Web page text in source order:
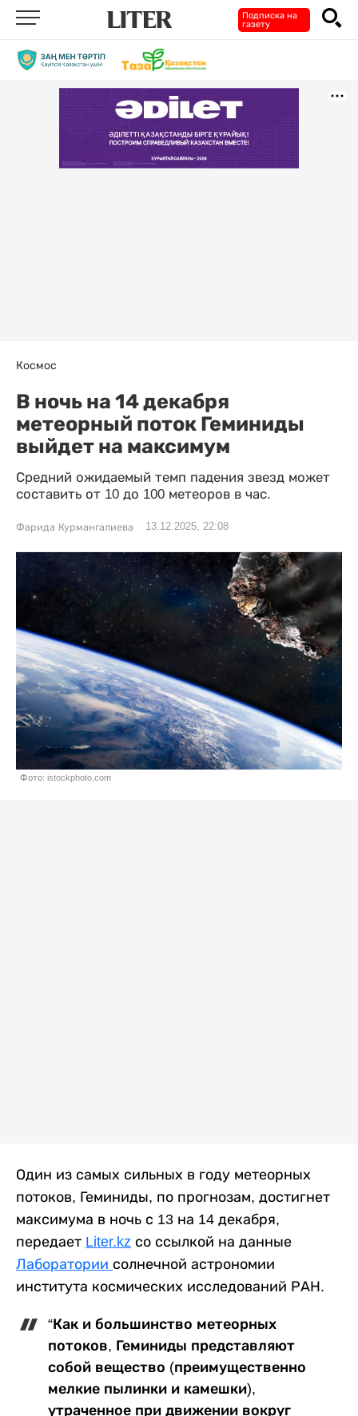
Подписка на
газету
Космос
В ночь на 14 декабря
метеорный поток Геминиды
выйдет на максимум
Средний ожидаемый темп падения звезд может
составить от 10 до 100 метеоров в час.
Фарида Курмангалиева 13.12.2025, 22:08
Фото: istockphoto.com
Один из самых сильных в году метеорных
потоков, Геминиды, по прогнозам, достигнет
максимума в ночь с 13 на 14 декабря,
передает Liter.kz со ссылкой на данные
Лаборатории солнечной астрономии
института космических исследований РАН.
“Как и большинство метеорных
потоков, Геминиды представляют
собой вещество (преимущественно
мелкие пылинки и камешки),
утраченное при движении вокруг